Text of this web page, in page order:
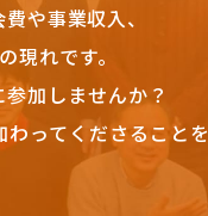
や事業収入、
れです。
加しませんか？
ってくださることを